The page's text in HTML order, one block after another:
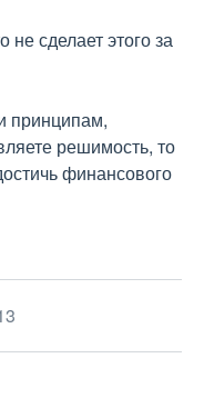
не сделает этого за
принципам,
решимость, то
финансового